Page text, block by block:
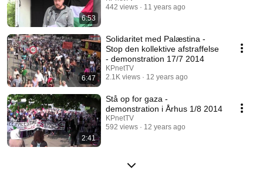
6:53
442 views
11 years ago
6:47
Solidaritet med Palæstina -
Stop den kollektive afstraffelse
- demonstration 17/7 2014
KPnetTV
2.1K views
12 years ago
2:41
Stå op for gaza -
demonstration i Århus 1/8 2014
KPnetTV
592 views
12 years ago